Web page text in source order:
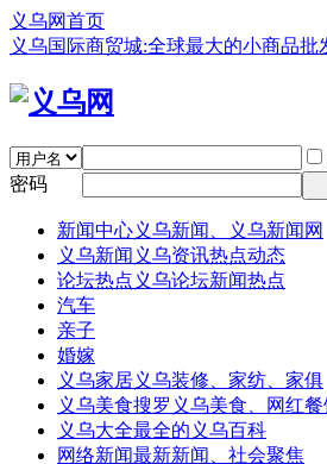
义乌网首页
义乌国际商贸城:全球最大的小商品批
密码
新闻中心义乌新闻、义乌新闻网
义乌新闻 义乌资讯热点动态
论坛热点 义乌论坛新闻热点
汽车
亲子
婚嫁
义乌家居义乌装修、家纺、家俱
义乌美食搜罗义乌美食、网红餐
义乌大全最全的义乌百科
网络新闻最新新闻、社会聚焦